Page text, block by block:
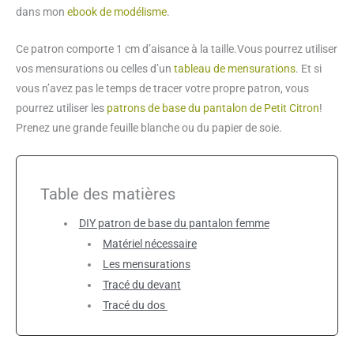
dans mon ebook de modélisme.
Ce patron comporte 1 cm d’aisance à la taille.Vous pourrez utiliser
vos mensurations ou celles d’un tableau de mensurations. Et si
vous n’avez pas le temps de tracer votre propre patron, vous
pourrez utiliser les patrons de base du pantalon de Petit Citron!
Prenez une grande feuille blanche ou du papier de soie.
Table des matières
DIY patron de base du pantalon femme
Matériel nécessaire
Les mensurations
Tracé du devant
Tracé du dos